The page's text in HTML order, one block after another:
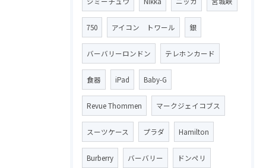
750 アイコン トワール 銀
バーバリーロンドン テレホンカード
食器 iPad Baby-G
Revue Thommen マークジェイコブス
スーツケース プラダ Hamilton
Burberry バーバリー ドンペリ